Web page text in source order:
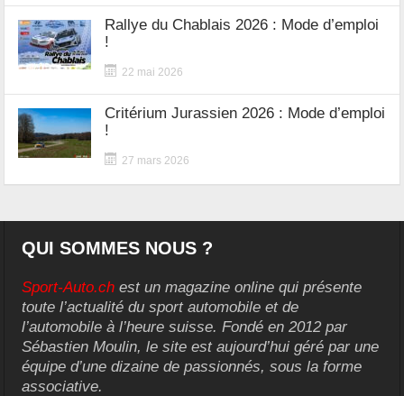
Rallye du Chablais 2026 : Mode d’emploi
!
22 mai 2026
Critérium Jurassien 2026 : Mode d’emploi
!
27 mars 2026
QUI SOMMES NOUS ?
Sport-Auto.ch est un magazine online qui présente
toute l’actualité du sport automobile et de
l’automobile à l’heure suisse. Fondé en 2012 par
Sébastien Moulin, le site est aujourd’hui géré par une
équipe d’une dizaine de passionnés, sous la forme
associative.